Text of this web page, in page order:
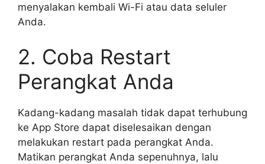
menyalakan kembali Wi-Fi atau data seluler
Anda.
2. Coba Restart
Perangkat Anda
Kadang-kadang masalah tidak dapat terhubung
ke App Store dapat diselesaikan dengan
melakukan restart pada perangkat Anda.
Matikan perangkat Anda sepenuhnya, lalu